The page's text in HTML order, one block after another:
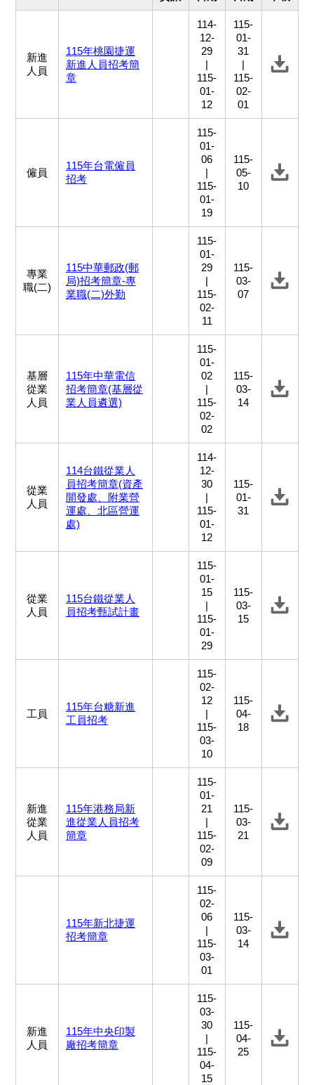
新進
人員
115年桃園捷運
新進人員招考簡
章
114-
12-
29
|
115-
01-
12
115-
01-
31
|
115-
02-
01
僱員
115年台電僱員
招考
115-
01-
06
|
115-
01-
19
115-
05-
10
專業
職(二)
115中華郵政(郵
局)招考簡章-專
業職(二)外勤
115-
01-
29
|
115-
02-
11
115-
03-
07
基層
從業
人員
115年中華電信
招考簡章(基層從
業人員遴選)
115-
01-
02
|
115-
02-
02
115-
03-
14
從業
人員
114台鐵從業人
員招考簡章(資產
開發處、附業營
運處、北區營運
處)
114-
12-
30
|
115-
01-
12
115-
01-
31
從業
人員
115台鐵從業人
員招考甄試計畫
115-
01-
15
|
115-
01-
29
115-
03-
15
工員
115年台糖新進
工員招考
115-
02-
12
|
115-
03-
10
115-
04-
18
新進
從業
人員
115年港務局新
進從業人員招考
簡章
115-
01-
21
|
115-
02-
09
115-
03-
21
115年新北捷運
招考簡章
115-
02-
06
|
115-
03-
01
115-
03-
14
新進
人員
115年中央印製
廠招考簡章
115-
03-
30
|
115-
04-
15
115-
04-
25